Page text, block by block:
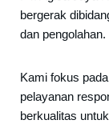
bergerak
dan pengolahan.
Kami fokus
pelayanan
berkualitas